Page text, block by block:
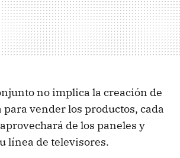
no implica la creación de
vender los productos, cada
de los paneles y
línea de televisores.